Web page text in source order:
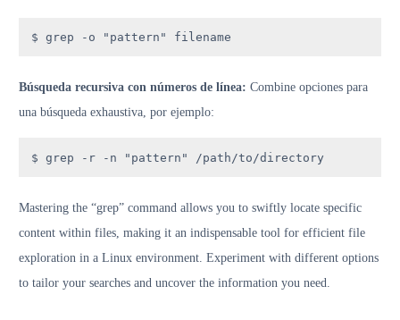
$ grep -o "pattern" filename
Búsqueda recursiva con números de línea: Combine opciones para
una búsqueda exhaustiva, por ejemplo:
$ grep -r -n "pattern" /path/to/directory
Mastering the “grep” command allows you to swiftly locate specific
content within files, making it an indispensable tool for efficient file
exploration in a Linux environment. Experiment with different options
to tailor your searches and uncover the information you need.